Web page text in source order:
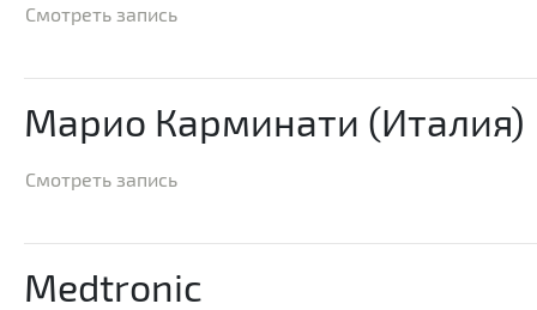
Смотреть запись
Марио Карминати (Италия)
Смотреть запись
Medtronic